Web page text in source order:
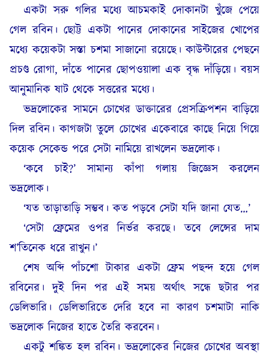
একটা সরু গলির মধ্যে আচমকাই দোকানটা খুঁজে পেয়ে
গেল রবিন। ছোট্ট একটা পানের দোকানের সাইজের খোপের
মধ্যে কয়েকটা সস্তা চশমা সাজানো রয়েছে। কাউন্টারের পেছনে
প্রচণ্ড রোগা, দাঁতে পানের ছোপওয়ালা এক বৃদ্ধ দাঁড়িয়ে। বয়স
আনুমানিক ষাট থেকে সত্তরের মধ্যে।
ভদ্রলোকের সামনে চোখের ডাক্তারের প্রেসক্রিপশন বাড়িয়ে
দিল রবিন। কাগজটা তুলে চোখের একেবারে কাছে নিয়ে গিয়ে
কয়েক সেকেন্ড পরে সেটা নামিয়ে রাখলেন ভদ্রলোক।
‘কবে চাই?’ সামান্য কাঁপা গলায় জিজ্ঞেস করলেন
ভদ্রলোক।
‘যত তাড়াতাড়ি সম্ভব। কত পড়বে সেটা যদি জানা যেত…’
‘সেটা ফ্রেমের ওপর নির্ভর করছে। তবে লেন্সের দাম
শ’তিনেক ধরে রাখুন।’
শেষ অব্দি পাঁচশো টাকার একটা ফ্রেম পছন্দ হয়ে গেল
রবিনের। দুই দিন পর এই সময় অর্থাৎ সন্ধে ছটার পর
ডেলিভারি। ডেলিভারিতে দেরি হবে না কারণ চশমাটা নাকি
ভদ্রলোক নিজের হাতে তৈরি করবেন।
একটু শঙ্কিত হল রবিন। ভদ্রলোকের নিজের চোখের অবস্থা